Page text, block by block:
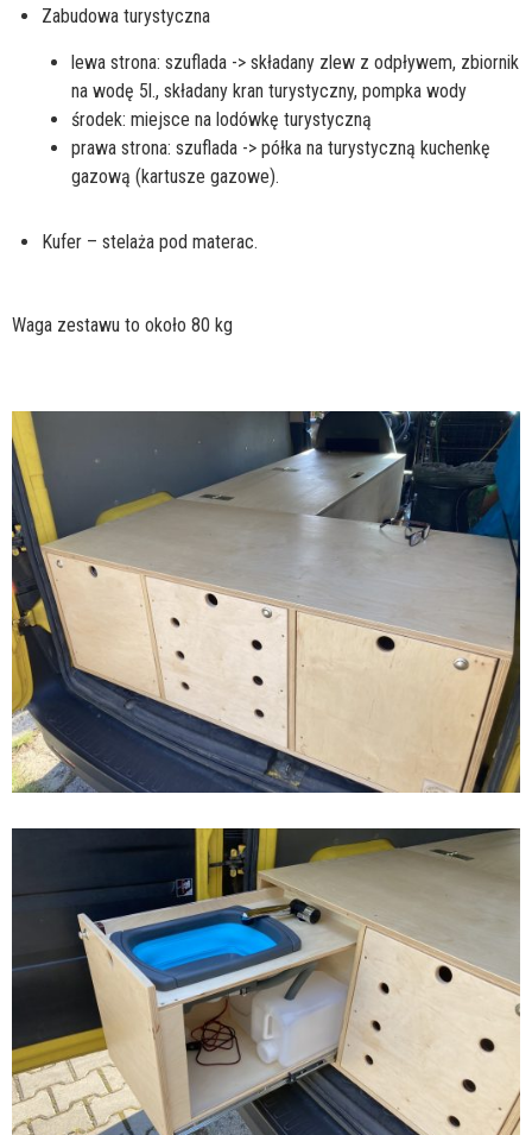
Zabudowa turystyczna
lewa strona: szuflada -> składany zlew z odpływem, zbiornik
na wodę 5l., składany kran turystyczny, pompka wody
środek: miejsce na lodówkę turystyczną
prawa strona: szuflada -> półka na turystyczną kuchenkę
gazową (kartusze gazowe).
Kufer – stelaża pod materac.
Waga zestawu to około 80 kg